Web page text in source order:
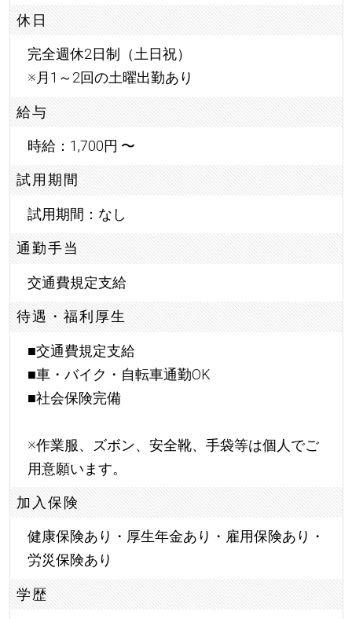
休日
完全週休2日制（土日祝）
※月1～2回の土曜出勤あり
給与
時給：1,700円 〜
試用期間
試用期間：なし
通勤手当
交通費規定支給
待遇・福利厚生
■交通費規定支給
■車・バイク・自転車通勤OK
■社会保険完備
※作業服、ズボン、安全靴、手袋等は個人でご
用意願います。
加入保険
健康保険あり・厚生年金あり・雇用保険あり・
労災保険あり
学歴